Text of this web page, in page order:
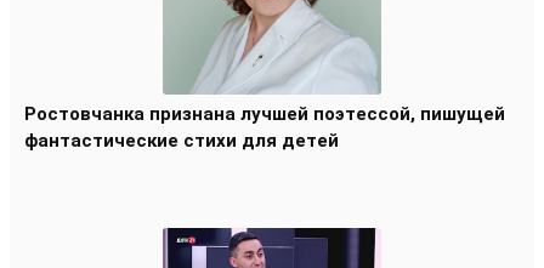
Ростовчанка признана лучшей поэтессой, пишущей
фантастические стихи для детей